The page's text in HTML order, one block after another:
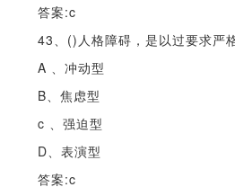
答案:c
43、()人格障碍，是以过要求严
A 、冲动型
B、焦虑型
c 、强迫型
D、表演型
答案:c